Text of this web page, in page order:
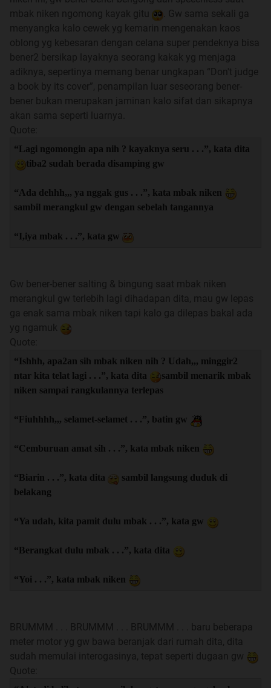
mbak niken ngomong kayak gitu
. Gw sama sekali ga
menyangka kalo cewek yg kemarin mengenakan kaos
oblong yg kebesaran dengan celana super pendeknya bisa
bener2 bersikap layaknya seorang kakak yg menjaga
adiknya, sepertinya memang benar ungkapan “Don't judge
a book by its cover”, penampilan luar seseorang bener-
bener bukan merupakan jaminan kalo sifat dan sikapnya
akan sama seperti luarnya.
Quote:
“Lagi ngomongin apa nih ? kayaknya seru . . .”, kata dita
tiba2 sudah berada disamping gw
“Ada dehhh,,, ya nggak gus . . .”, kata mbak niken
sambil merangkul gw dengan sebelah tangannya
“I,iya mbak . . .”, kata gw
Gw bener-bener salting & bingung saat mbak niken
merangkul gw terlebih lagi dihadapan dita, mau gw lepas
ga enak sama mbak niken tapi kalo ga dilepas bakal ada
yg ngamuk
Quote:
“Ishhh, apa2an sih mbak niken nih ? Udah,,, minggir2
ntar kita telat lagi . . .”, kata dita
sambil menarik mbak
niken sampai rangkulannya terlepas
“Fiuhhhh,,, selamet-selamet . . .”, batin gw
“Cemburuan amat sih . . .”, kata mbak niken
“Biarin . . .”, kata dita
sambil langsung duduk di
belakang
“Ya udah, kita pamit dulu mbak . . .”, kata gw
“Berangkat dulu mbak . . .”, kata dita
“Yoi . . .”, kata mbak niken
BRUMMM . . . BRUMMM . . . BRUMMM . . . baru beberapa
meter motor yg gw bawa beranjak dari rumah dita, dita
sudah memulai interogasinya, tepat seperti dugaan gw
Quote: